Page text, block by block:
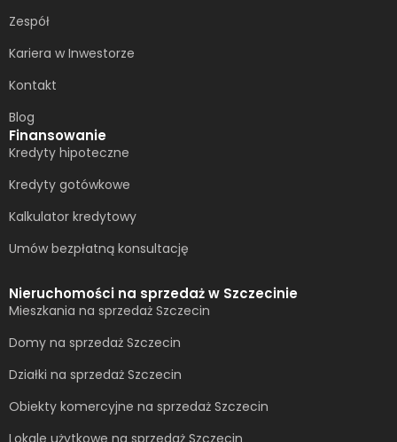
Zespół
Kariera w Inwestorze
Kontakt
Blog
Finansowanie
Kredyty hipoteczne
Kredyty gotówkowe
Kalkulator kredytowy
Umów bezpłatną konsultację​
Nieruchomości na sprzedaż w Szczecinie
Mieszkania na sprzedaż Szczecin
Domy na sprzedaż Szczecin
Działki na sprzedaż Szczecin
Obiekty komercyjne na sprzedaż Szczecin